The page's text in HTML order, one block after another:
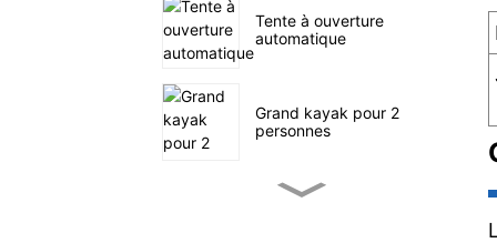
Tente à ouverture
automatique
Grand kayak pour 2
personnes